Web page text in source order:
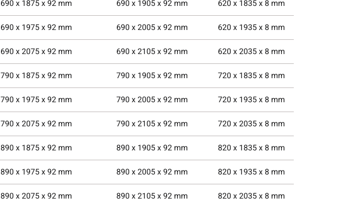
690 x 1875 x 92 mm 690 x 1905 x 92 mm 620 x 1835 x 8 mm
690 x 1975 x 92 mm 690 x 2005 x 92 mm 620 x 1935 x 8 mm
690 x 2075 x 92 mm 690 x 2105 x 92 mm 620 x 2035 x 8 mm
790 x 1875 x 92 mm 790 x 1905 x 92 mm 720 x 1835 x 8 mm
790 x 1975 x 92 mm 790 x 2005 x 92 mm 720 x 1935 x 8 mm
790 x 2075 x 92 mm 790 x 2105 x 92 mm 720 x 2035 x 8 mm
890 x 1875 x 92 mm 890 x 1905 x 92 mm 820 x 1835 x 8 mm
890 x 1975 x 92 mm 890 x 2005 x 92 mm 820 x 1935 x 8 mm
890 x 2075 x 92 mm 890 x 2105 x 92 mm 820 x 2035 x 8 mm